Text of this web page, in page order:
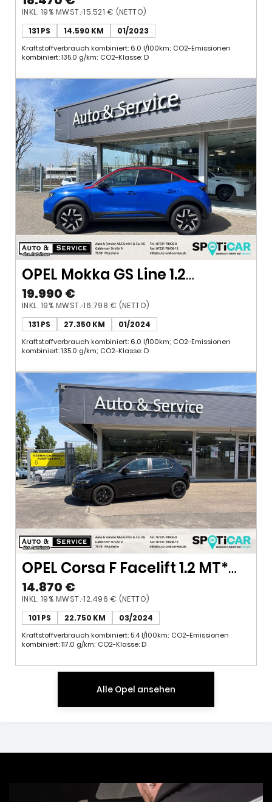
Kilometer*LED*CAM*
INKL. 19% MWST. 15.521 € (NETTO)
131 PS
14.590 KM 01/2023
Kraftstoffverbrauch kombiniert: 6.0 l/100km; CO2-Emissionen
kombiniert: 135.0 g/km; CO2-Klasse: D
OPEL Mokka GS Line 1.2
Turbo*AT*LED*CAM*Alcantara*
19.990 €
INKL. 19% MWST. 16.798 € (NETTO)
131 PS
27.350 KM 01/2024
Kraftstoffverbrauch kombiniert: 6.0 l/100km; CO2-Emissionen
kombiniert: 135.0 g/km; CO2-Klasse: D
OPEL Corsa F Facelift 1.2 MT*
74kW*LED*CAM*SHZ*
14.870 €
INKL. 19% MWST. 12.496 € (NETTO)
101 PS
22.750 KM 03/2024
Kraftstoffverbrauch kombiniert: 5.4 l/100km; CO2-Emissionen
kombiniert: 117.0 g/km; CO2-Klasse: D
Alle Opel ansehen